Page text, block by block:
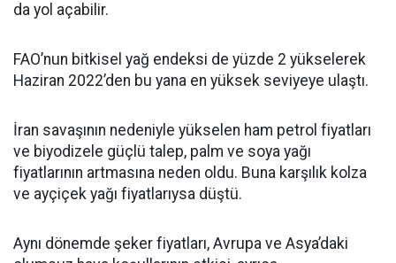
da yol açabilir.
FAO’nun bitkisel yağ endeksi de yüzde 2 yükselerek
Haziran 2022’den bu yana en yüksek seviyeye ulaştı.
İran savaşının nedeniyle yükselen ham petrol fiyatları
ve biyodizele güçlü talep, palm ve soya yağı
fiyatlarının artmasına neden oldu. Buna karşılık kolza
ve ayçiçek yağı fiyatlarıysa düştü.
Aynı dönemde şeker fiyatları, Avrupa ve Asya’daki